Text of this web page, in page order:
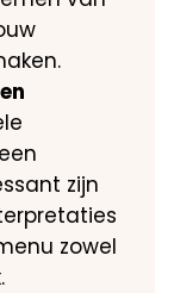
zijn
zowel